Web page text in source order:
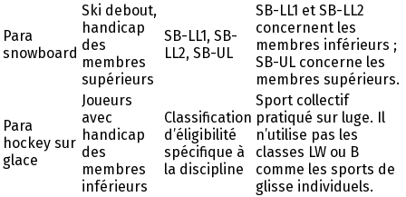
Para
snowboard
Ski debout,
handicap
des
membres
supérieurs
SB-LL1, SB-
LL2, SB-UL
SB-LL1 et SB-LL2
concernent les
membres inférieurs ;
SB-UL concerne les
membres supérieurs.
Para
hockey sur
glace
Joueurs
avec
handicap
des
membres
inférieurs
Classification
d’éligibilité
spécifique à
la discipline
Sport collectif
pratiqué sur luge. Il
n’utilise pas les
classes LW ou B
comme les sports de
glisse individuels.